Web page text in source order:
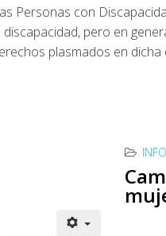
Personas con
pero en
plasmados en dicha